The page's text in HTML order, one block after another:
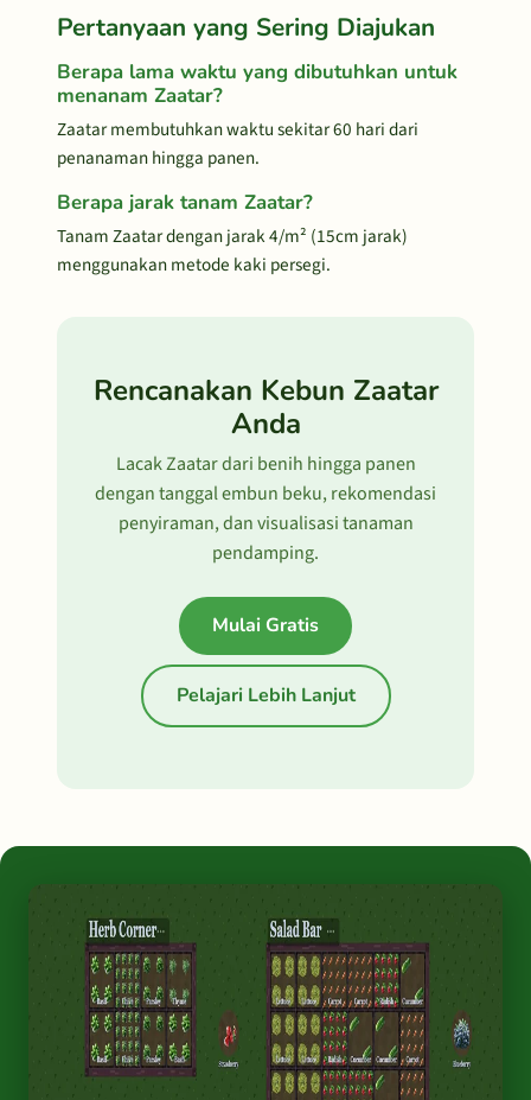
Pertanyaan yang Sering Diajukan
Berapa lama waktu yang dibutuhkan untuk
menanam Zaatar?
Zaatar membutuhkan waktu sekitar 60 hari dari
penanaman hingga panen.
Berapa jarak tanam Zaatar?
Tanam Zaatar dengan jarak 4/m² (15cm jarak)
menggunakan metode kaki persegi.
Rencanakan Kebun Zaatar
Anda
Lacak Zaatar dari benih hingga panen
dengan tanggal embun beku, rekomendasi
penyiraman, dan visualisasi tanaman
pendamping.
Mulai Gratis
Pelajari Lebih Lanjut